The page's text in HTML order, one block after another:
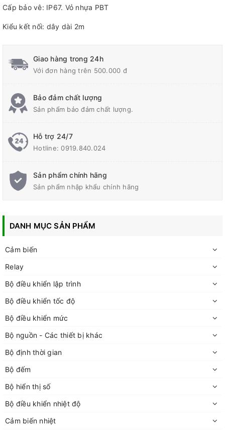
Cấp bảo vê: IP67. Vỏ nhựa PBT
Kiểu kết nối: dây dài 2m
Giao hàng trong 24h
Với đơn hàng trên 500.000 đ
Bảo đảm chất lượng
Sản phẩm bảo đảm chất lượng.
Hỗ trợ 24/7
Hotline:0919.840.024
Sản phẩm chính hãng
Sản phẩm nhập khẩu chính hãng
DANH MỤC SẢN PHẨM
Cảm biến
Relay
Bộ điều khiển lập trình
Bộ điều khiển tốc độ
Bộ điều khiển mức
Bộ nguồn - Các thiết bị khác
Bộ định thời gian
Bộ đếm
Bộ hiển thị số
Bộ điều khiển nhiệt độ
Cảm biến nhiệt